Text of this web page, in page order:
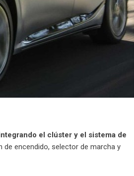
el clúster y el sistema de
encendido, selector de marcha y